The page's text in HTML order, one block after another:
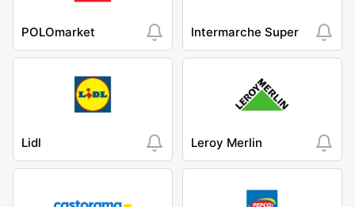
POLOmarket Intermarche Super
Lidl Leroy Merlin